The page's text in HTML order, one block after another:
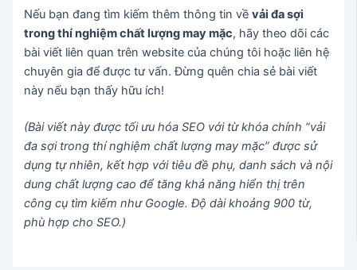
Nếu bạn đang tìm kiếm thêm thông tin vềvải đa sợi
trong thí nghiệm chất lượng may mặc, hãy theo dõi các
bài viết liên quan trên website của chúng tôi hoặc liên hệ
chuyên gia để được tư vấn. Đừng quên chia sẻ bài viết
này nếu bạn thấy hữu ích!
(Bài viết này được tối ưu hóa SEO với từ khóa chính “vải
đa sợi trong thí nghiệm chất lượng may mặc” được sử
dụng tự nhiên, kết hợp với tiêu đề phụ, danh sách và nội
dung chất lượng cao để tăng khả năng hiển thị trên
công cụ tìm kiếm như Google. Độ dài khoảng 900 từ,
phù hợp cho SEO.)